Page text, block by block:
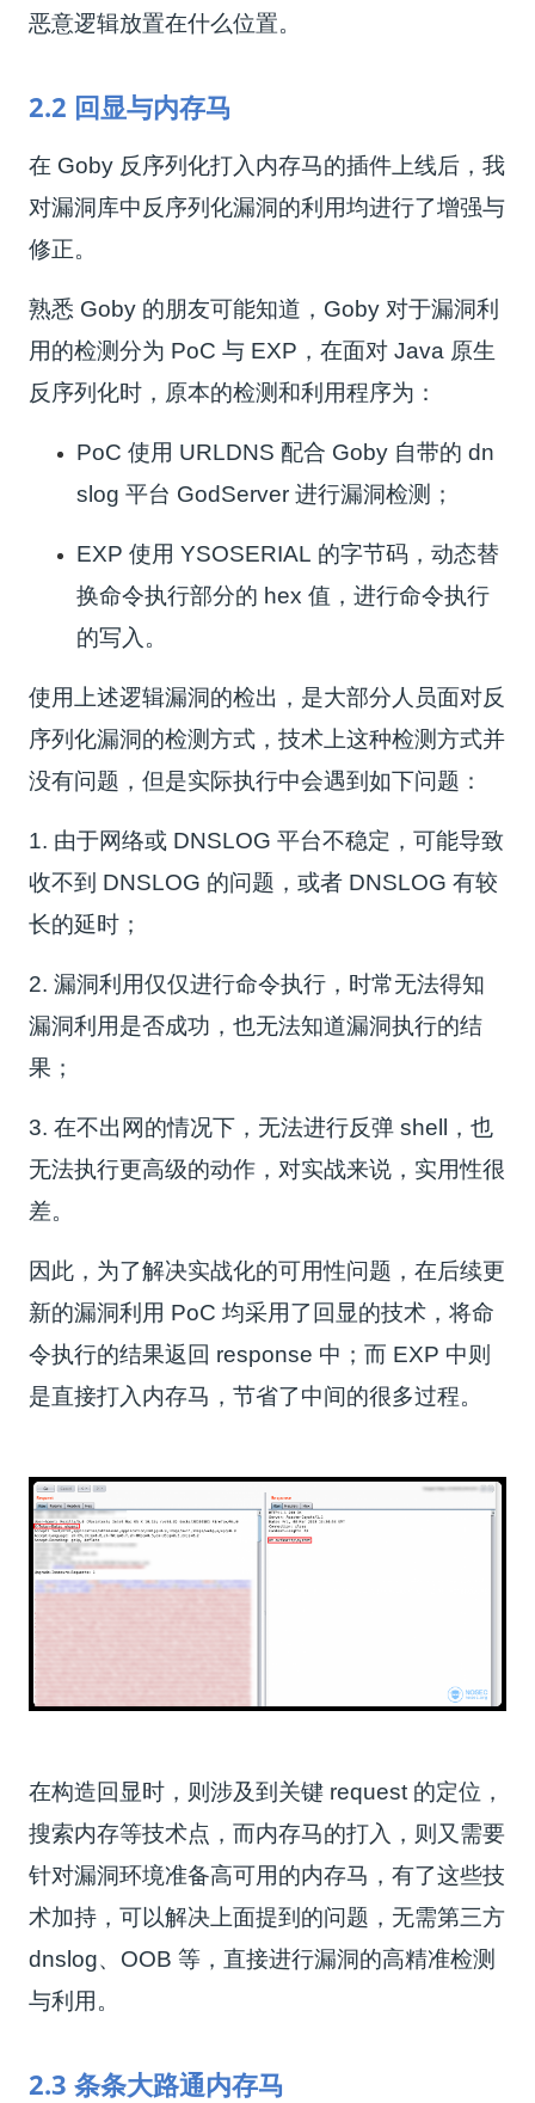
恶意逻辑放置在什么位置。
2.2 回显与内存马
在 Goby 反序列化打入内存马的插件上线后，我
对漏洞库中反序列化漏洞的利用均进行了增强与
修正。
熟悉 Goby 的朋友可能知道，Goby 对于漏洞利
用的检测分为 PoC 与 EXP，在面对 Java 原生
反序列化时，原本的检测和利用程序为：
PoC 使用 URLDNS 配合 Goby 自带的 dn
slog 平台 GodServer 进行漏洞检测；
EXP 使用 YSOSERIAL 的字节码，动态替
换命令执行部分的 hex 值，进行命令执行
的写入。
使用 上述逻辑漏洞的检出，是大部分人员面对反
序列化漏洞的检测方式，技术上这种检测方式并
没有问题，但是实际执行中会遇到如下问题：
1. 由于网络或 DNSLOG 平台不稳定，可能导致
收不到 DNSLOG 的问题，或者 DNSLOG 有较
长的延时；
2. 漏洞利用仅仅进行命令执行，时常无法得知
漏洞利用是否成功，也无法知道漏洞执行的结
果；
3. 在不出网的情况下，无法进行反弹 shell，也
无法执行更高级的动作，对实战来说，实用性很
差。
因此，为了解决实战化的可用性问题，在后续更
新的漏洞利用 PoC 均采用了回显的技术，将命
令执行的结果返回 response 中；而 EXP 中则
是直接打入内存马，节省了中间的很多过程。
在构造回显时，则涉及到关键 request 的定位，
搜索内存等技术点，而内存马的打入，则又需要
针对漏洞环境准备高可用的内存马，有了这些技
术加持，可以解决上面提到的问题，无需第三方
dnslog、OOB 等，直接进行漏洞的高精准检测
与利用。
2.3 条条大路通内存马